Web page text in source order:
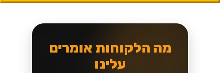
מה הלקוחות אומרים
עלינו